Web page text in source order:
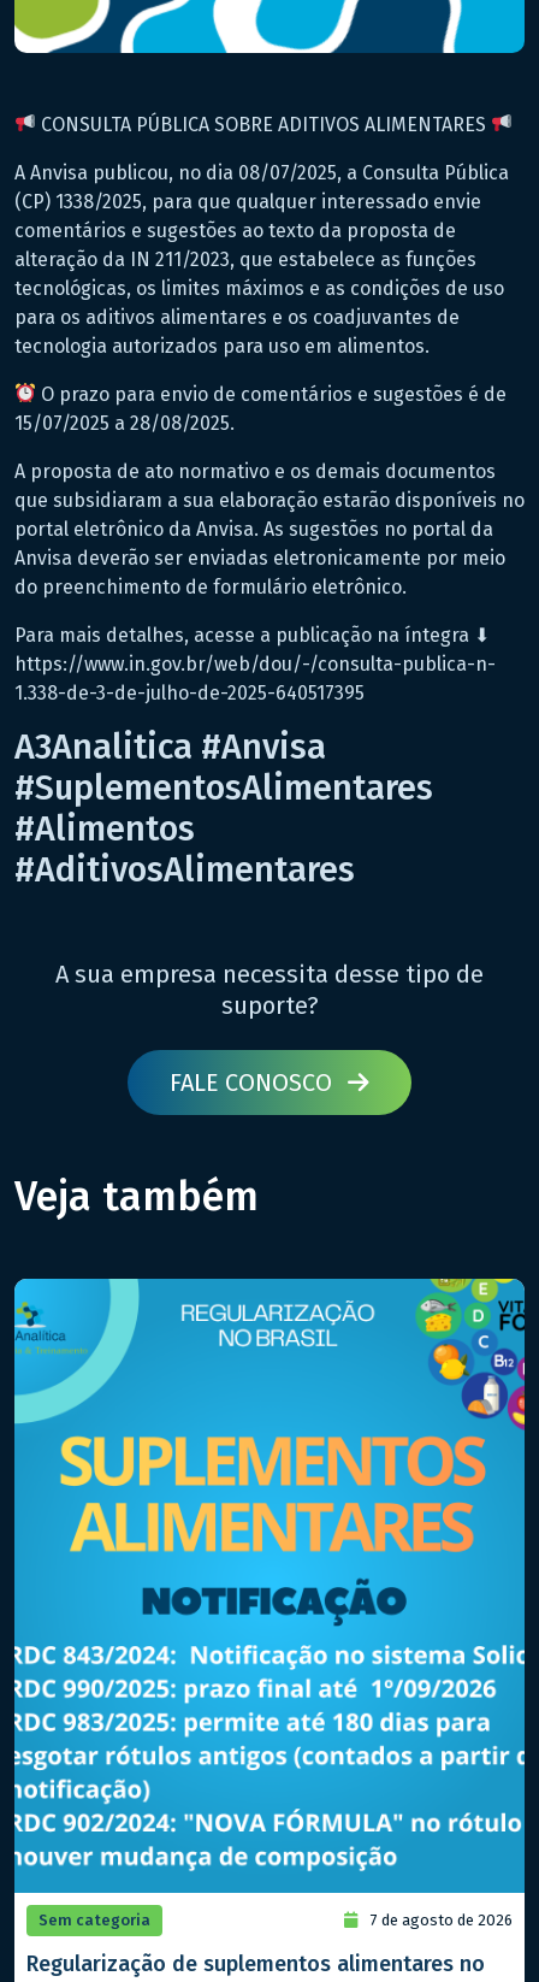
CONSULTA PÚBLICA SOBRE ADITIVOS ALIMENTARES
A Anvisa publicou, no dia 08/07/2025, a Consulta Pública
(CP) 1338/2025, para que qualquer interessado envie
comentários e sugestões ao texto da proposta de
alteração da IN 211/2023, que estabelece as funções
tecnológicas, os limites máximos e as condições de uso
para os aditivos alimentares e os coadjuvantes de
tecnologia autorizados para uso em alimentos.
O prazo para envio de comentários e sugestões é de
15/07/2025 a 28/08/2025.
A proposta de ato normativo e os demais documentos
que subsidiaram a sua elaboração estarão disponíveis no
portal eletrônico da Anvisa. As sugestões no portal da
Anvisa deverão ser enviadas eletronicamente por meio
do preenchimento de formulário eletrônico.
Para mais detalhes, acesse a publicação na íntegra ⬇
https://www.in.gov.br/web/dou/-/consulta-publica-n-
1.338-de-3-de-julho-de-2025-640517395
A3Analitica #Anvisa
#SuplementosAlimentares
#Alimentos
#AditivosAlimentares
A sua empresa necessita desse tipo de
suporte?
FALE CONOSCO
Veja também
Sem categoria 7 de agosto de 2026
Regularização de suplementos alimentares no